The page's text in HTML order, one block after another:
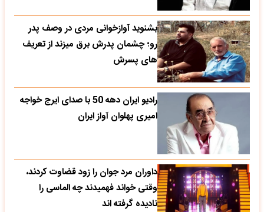
بشنوید آوازخوانی مردی در وصف پدر
رو؛ چشمان پدرش برق میزند از تعریف
های پسرش
رادیو ایران دهه 50 با صدای ایرج خواجه
امیری پهلوان آواز ایران
داوران مرد جوان را زود قضاوت کردند،
وقتی خواند فهمیدند چه الماسی را
نادیده گرفته اند